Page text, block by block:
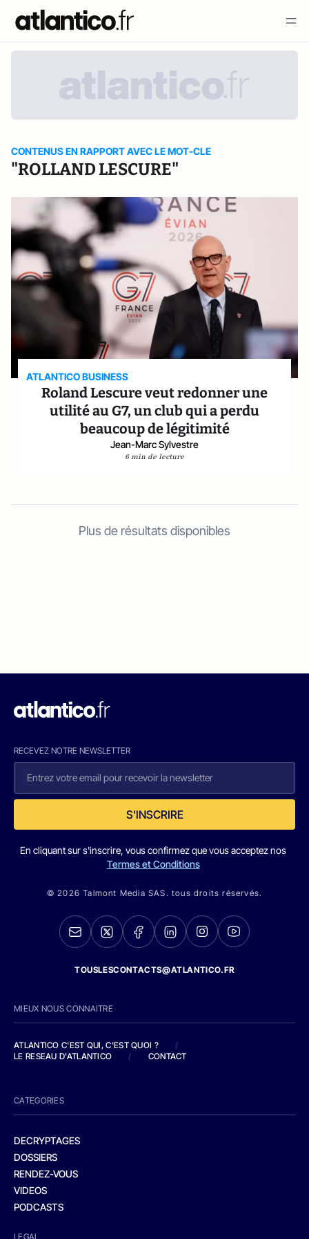
CONTENUS EN RAPPORT AVEC LE MOT-CLE
"ROLLAND LESCURE"
ATLANTICO BUSINESS
Roland Lescure veut redonner une
utilité au G7, un club qui a perdu
beaucoup de légitimité
Jean-Marc Sylvestre
6 min de lecture
Plus de résultats disponibles
RECEVEZ NOTRE NEWSLETTER
S'INSCRIRE
En cliquant sur s'inscrire, vous confirmez que vous acceptez nos
Termes et Conditions
© 2026 Talmont Media SAS. tous droits réservés.
TOUSLESCONTACTS@ATLANTICO.FR
MIEUX NOUS CONNAITRE
ATLANTICO C'EST QUI, C'EST QUOI ?
/
LE RESEAU D'ATLANTICO
/ CONTACT
CATEGORIES
DECRYPTAGES
DOSSIERS
RENDEZ-VOUS
VIDEOS
PODCASTS
LEGAL